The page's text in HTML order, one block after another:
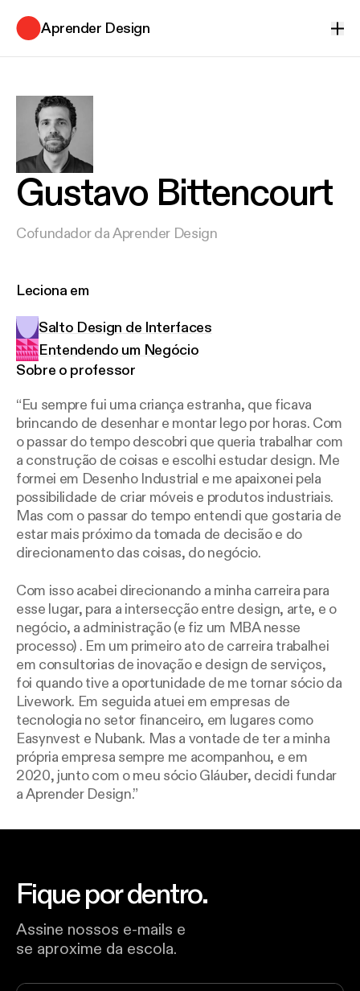
Aprender Design
Gustavo Bittencourt
Cofundador da Aprender Design
Leciona em
Salto Design de Interfaces
Entendendo um Negócio
Sobre o professor
Eu sempre fui uma criança estranha, que ficava
brincando de desenhar e montar lego por horas. Com
o passar do tempo descobri que queria trabalhar com
a construção de coisas e escolhi estudar design. Me
formei em Desenho Industrial e me apaixonei pela
possibilidade de criar móveis e produtos industriais.
Mas com o passar do tempo entendi que gostaria de
estar mais próximo da tomada de decisão e do
direcionamento das coisas, do negócio.
Com isso acabei direcionando a minha carreira para
esse lugar, para a intersecção entre design, arte, e o
negócio, a administração (e fiz um MBA nesse
processo) . Em um primeiro ato de carreira trabalhei
em consultorias de inovação e design de serviços,
foi quando tive a oportunidade de me tornar sócio da
Livework. Em seguida atuei em empresas de
tecnologia no setor financeiro, em lugares como
Easynvest e Nubank. Mas a vontade de ter a minha
própria empresa sempre me acompanhou, e em
2020, junto com o meu sócio Gláuber, decidi fundar
a Aprender Design.
Fique por dentro.
Assine nossos e-mails e
se aproxime da escola.